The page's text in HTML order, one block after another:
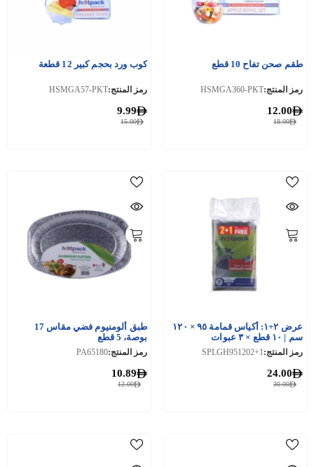
طقم صحن تفاح 10 قطع
رمز المنتج:HSMGA360-PKT
18.00
12.00
كوب ورد بحجم كبير 12 قطعة
رمز المنتج:HSMGA57-PKT
15.00
9.99
عرض ٢+١: أكياس قمامة ٩٥ × ١٢٠
سم | ١٠ قطع × ٣ عبوات
رمز المنتج:SPLGH951202+1
30.00
24.00
طبق ألومنيوم فضي مقاس 17
بوصة، 5 قطع
رمز المنتج:PA65180
12.00
10.89